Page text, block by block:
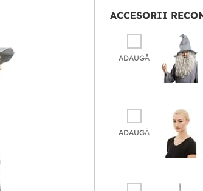
ACCESORII
ADAUGĂ
ADAUGĂ